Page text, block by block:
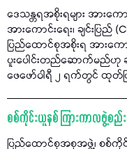
ဒေသန္တရအစိုးရများ အားက
အားကောင်းရေး၊ ချင်းပြ
ပြည်ထောင်စုအစိုးရ အားက
ပူးပေါင်းတည်ဆောက်မည်ဟု
ဖေဖော်ဝါရီ ၂ ရက်တွင် ထု
စစ်ကိုင်းယူနစ် ကြားကာလဖွဲ့စည်
ပြည်ထောင်စုအစုအဖွဲ့၊ စစ်ကို